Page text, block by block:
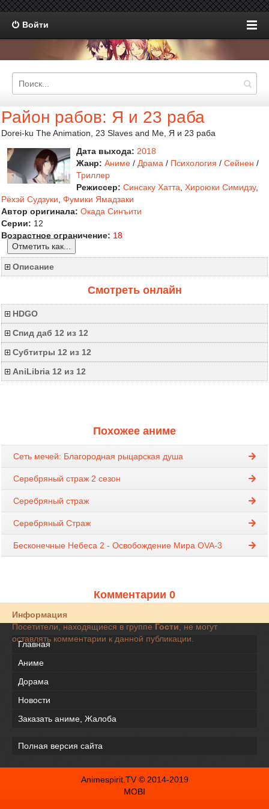
Войти
Район рабов: Я и 23 раба
Dorei-ku The Animation, 23 Slaves and Me, Я и 23 раба
Дата выхода: 2018
Жанр: Аниме / Драма / Психология / Сейнен /
Триллер
Режиссер: Синсаку Хатта Хироюки Симидзу,
Рёхэй Судзуки Фумики Ямадзаки
Автор оригинала: Окада Синъити
Серии: 12
Возрастное ограничение: 18
Отметить как...
Описание
Смотреть онлайн
HDGO
Спид даб 12 из 12
Субтитры 12 из 12
AniLibria 12 из 12
Похожее аниме
Сеть мечей: Благородная рыцарская душа
Серебряный страж 2 сезон
Серебряный страж
Серебряный Страж
Бесконечные Небеса 2 - Освобождение Мира OVA-3
Комментарии 0
Информация
Посетители, находящиеся в группе Гости , не могут
оставлять комментарии к данной публикации.
Главная
Аниме
Дорама
Новости
Заказать аниме, Жалоба
Полная версия сайта
Animespirit.TV © 2014-2019
MOBI